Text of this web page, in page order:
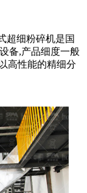
超细粉碎机是国
备,产品细度一般
高性能的精细分